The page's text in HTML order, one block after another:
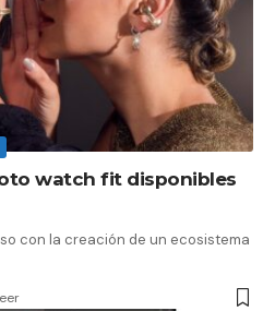
watch fit disponibles
con la creación de un ecosistema